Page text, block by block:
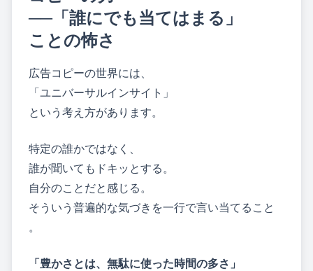
──「誰にでも当てはまる」
ことの怖さ
広告コピーの世界には、
「ユニバーサルインサイト」
という考え方があります。
特定の誰かではなく、
誰が聞いてもドキッとする。
自分のことだと感じる。
そういう普遍的な気づきを一行で言い当てること
。
「豊かさとは、無駄に使った時間の多さ」